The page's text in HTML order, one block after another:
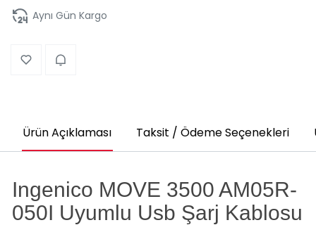
Aynı Gün Kargo
Ürün Açıklaması Taksit / Ödeme Seçenekleri
Ingenico MOVE 3500 AM05R-
050I Uyumlu Usb Şarj Kablosu